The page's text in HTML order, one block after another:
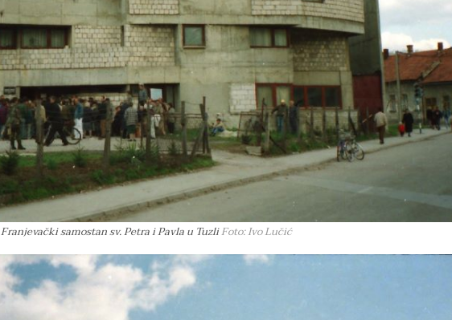
Franjevački samostan sv. Petra i Pavla u TuzliFoto: Ivo Lučić